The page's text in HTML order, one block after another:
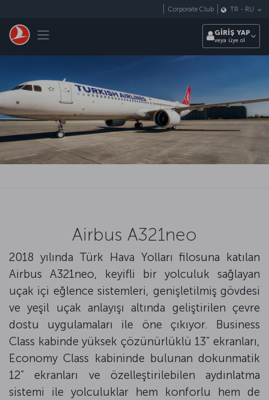
Toggle navigation
Corporate Club TR - RU
GİRİŞ YAP
veya üye ol
Airbus A321neo
2018 yılında Türk Hava Yolları filosuna katılan
Airbus A321neo, keyifli bir yolculuk sağlayan
uçak içi eğlence sistemleri, genişletilmiş gövdesi
ve yeşil uçak anlayışı altında geliştirilen çevre
dostu uygulamaları ile öne çıkıyor. Business
Class kabinde yüksek çözünürlüklü 13” ekranları,
Economy Class kabininde bulunan dokunmatik
12” ekranları ve özelleştirilebilen aydınlatma
sistemi ile yolculuklar hem konforlu hem de